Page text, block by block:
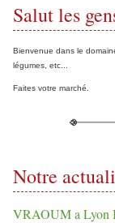
Salut les
Bienvenue dans le
légumes, etc...
Faites votre marché.
Notre
VRAOUM a Lyon